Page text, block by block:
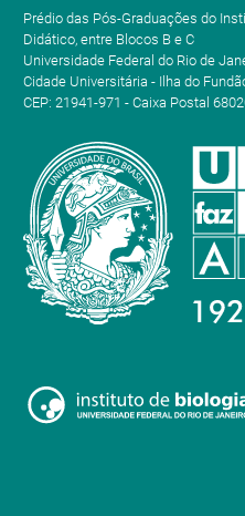
Prédio das Pós-Graduações do
Didático, entre Blocos B e C
Universidade Federal do Rio de
Cidade Universitária - Ilha do
CEP: 21941-971 - Caixa Postal